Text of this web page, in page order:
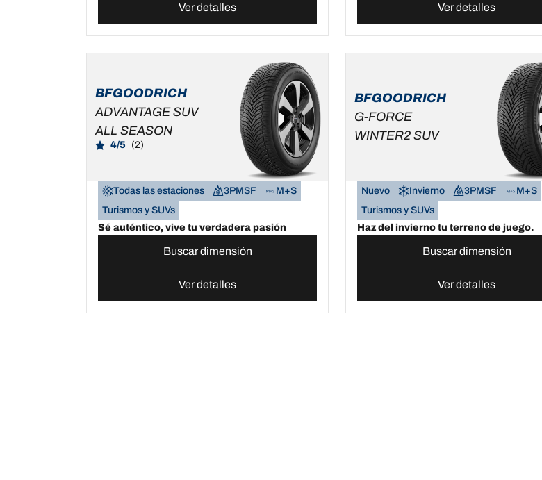
Ver detalles Ver detalles
BFGOODRICH
ADVANTAGE SUV
ALL SEASON
4/5 (2)
Todas las estaciones 3PMSF
M+S
Turismos y SUVs
Sé auténtico, vive tu verdadera pasión
Buscar dimensión
Ver detalles
BFGOODRICH
G-FORCE
WINTER2 SUV
Nuevo Invierno 3PMSF
M+S
Turismos y SUVs
Haz del invierno tu terreno de juego.
Buscar dimensión
Ver detalles